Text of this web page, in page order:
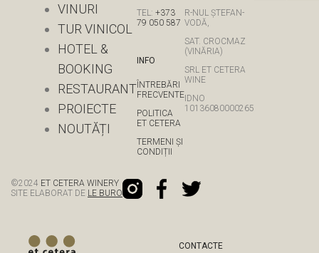
VINURI
TUR VINICOL
HOTEL &
BOOKING
RESTAURANT
PROIECTE
NOUTĂȚI
TEL: +373
79 050 587
INFO
ÎNTREBĂRI
FRECVENTE
POLITICA
ET CETERA
TERMENI ȘI
CONDIȚII
R-NUL ȘTEFAN-
VODĂ,
SAT. CROCMAZ
(VINĂRIA)
SRL ET CETERA
WINE
IDNO
10136080000265
©2024 ET CETERA WINERY
SITE ELABORAT DE LE BURO
CONTACTE